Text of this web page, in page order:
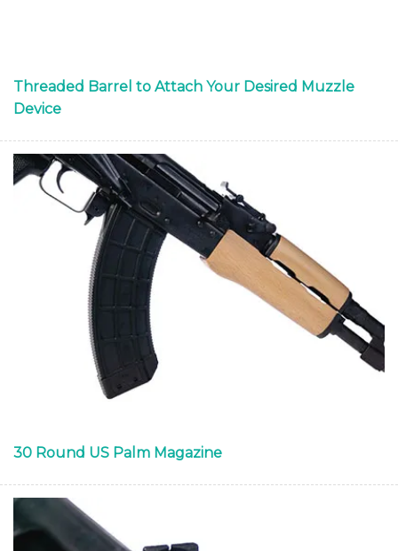
Threaded Barrel to Attach Your Desired Muzzle
Device
30 Round US Palm Magazine